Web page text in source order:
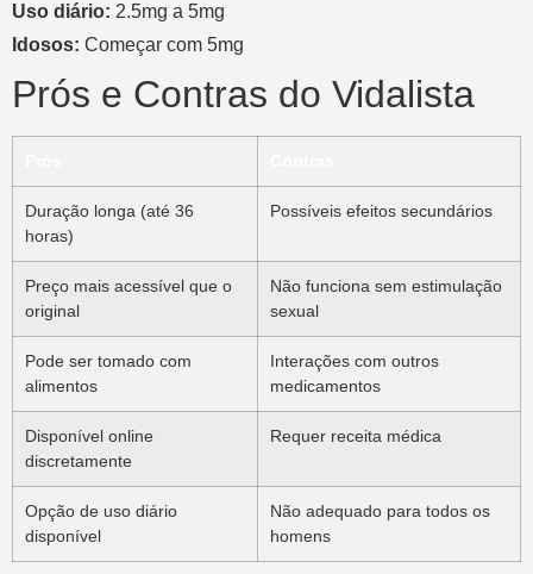
Uso diário: 2.5mg a 5mg
Idosos: Começar com 5mg
Prós e Contras do Vidalista
Duração longa (até 36
horas)
Possíveis efeitos secundários
Preço mais acessível que o
original
Não funciona sem estimulação
sexual
Pode ser tomado com
alimentos
Interações com outros
medicamentos
Disponível online
discretamente
Requer receita médica
Opção de uso diário
disponível
Não adequado para todos os
homens